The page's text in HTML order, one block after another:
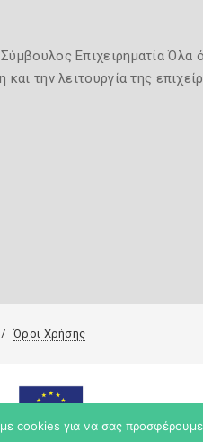
Επιχειρηματία Όλα
την λειτουργία της
Όροι Χρήσης
cookies για να σας